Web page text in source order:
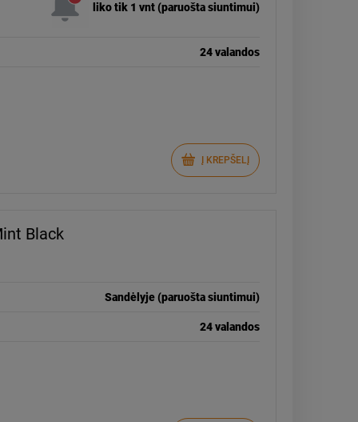
liko tik 1 vnt (paruošta siuntimui)
24 valandos
Į KREPŠELĮ
Black
Sandėlyje (paruošta siuntimui)
24 valandos